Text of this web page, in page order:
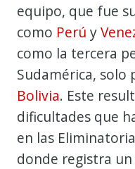
equipo, que fue
como Perú y
como la tercera
Sudamérica, solo
Bolivia. Este
dificultades que
en las
donde registra